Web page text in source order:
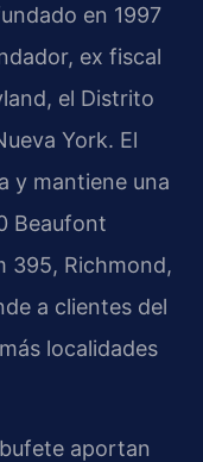
en 1997
ex fiscal
el Distrito
York. El
y mantiene una
Beaufont
395, Richmond,
a clientes del
localidades
aportan